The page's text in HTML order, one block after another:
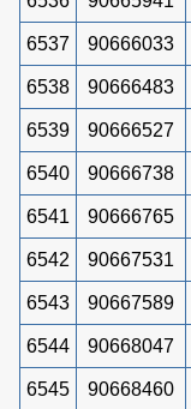
6537 90666033
6538 90666483
6539 90666527
6540 90666738
6541 90666765
6542 90667531
6543 90667589
6544 90668047
6545 90668460